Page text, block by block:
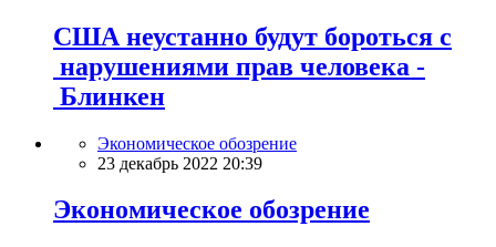
США неустанно будут бороться с
нарушениями прав человека -
Блинкен
Экономическое обозрение
23 декабрь 2022 20:39
Экономическое обозрение